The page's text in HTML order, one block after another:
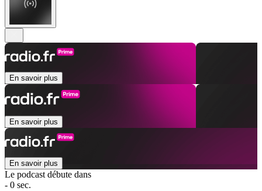
En savoir plus
En savoir plus
En savoir plus
Le podcast débute dans
- 0 sec.